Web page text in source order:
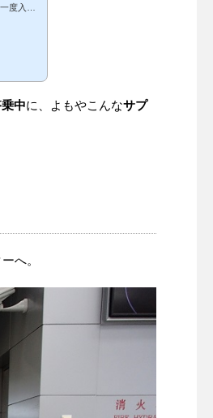
度入国
中に、よもやこんなサプ
へ。